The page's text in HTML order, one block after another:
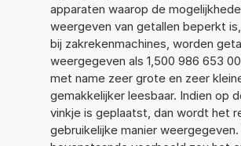
apparaten waarop de
weergeven van getallen beperkt
bij zakrekenmachines, worden
weergegeven als 1,500 986 653
met name zeer grote en zeer
gemakkelijker leesbaar. Indien op
vinkje is geplaatst, dan wordt het
gebruikelijke manier